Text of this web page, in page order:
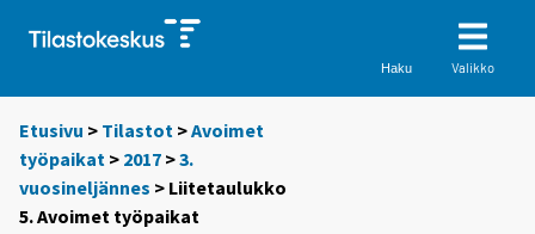
Haku Valikko
Etusivu > Tilastot >Avoimet
työpaikat > 2017 >3.
vuosineljännes > Liitetaulukko
5. Avoimet työpaikat